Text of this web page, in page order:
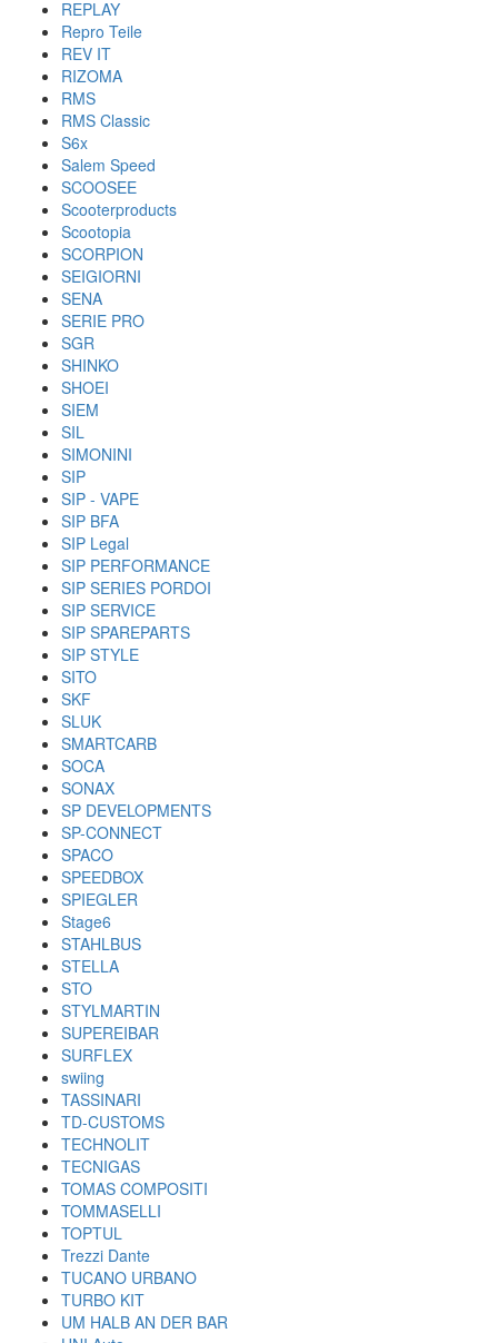
REPLAY
Repro Teile
REV IT
RIZOMA
RMS
RMS Classic
S6x
Salem Speed
SCOOSEE
Scooterproducts
Scootopia
SCORPION
SEIGIORNI
SENA
SERIE PRO
SGR
SHINKO
SHOEI
SIEM
SIL
SIMONINI
SIP
SIP - VAPE
SIP BFA
SIP Legal
SIP PERFORMANCE
SIP SERIES PORDOI
SIP SERVICE
SIP SPAREPARTS
SIP STYLE
SITO
SKF
SLUK
SMARTCARB
SOCA
SONAX
SP DEVELOPMENTS
SP-CONNECT
SPACO
SPEEDBOX
SPIEGLER
Stage6
STAHLBUS
STELLA
STO
STYLMARTIN
SUPEREIBAR
SURFLEX
swiing
TASSINARI
TD-CUSTOMS
TECHNOLIT
TECNIGAS
TOMAS COMPOSITI
TOMMASELLI
TOPTUL
Trezzi Dante
TUCANO URBANO
TURBO KIT
UM HALB AN DER BAR